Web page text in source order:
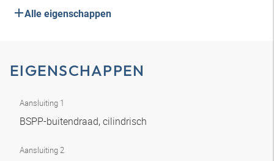
Alle eigenschappen
EIGENSCHAPPEN
Aansluiting 1
BSPP-buitendraad, cilindrisch
Aansluiting 2